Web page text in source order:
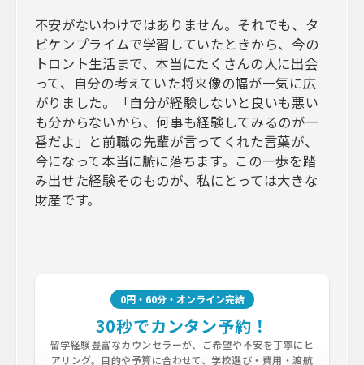
不安がないわけではありません。それでも、タ
ビケンプライムで学習していたときから、今の
トロント生活まで、本当にたくさんの人に出会
って、自分の考えていた将来像の幅が一気に広
がりました。「自分が経験しないと良いも悪い
も分からないから、何事も経験してみるのが一
番だよ」と前職の先輩が言ってくれた言葉が、
今になって本当に腑に落ちます。この一歩を踏
み出せた経験そのものが、私にとっては大きな
財産です。
0円・60分・オンライン完結
30秒でカンタン予約！
留学経験豊富なカウンセラーが、ご希望や不安を丁寧にヒ
アリング。目的や予算に合わせて、学校選び・費用・渡航